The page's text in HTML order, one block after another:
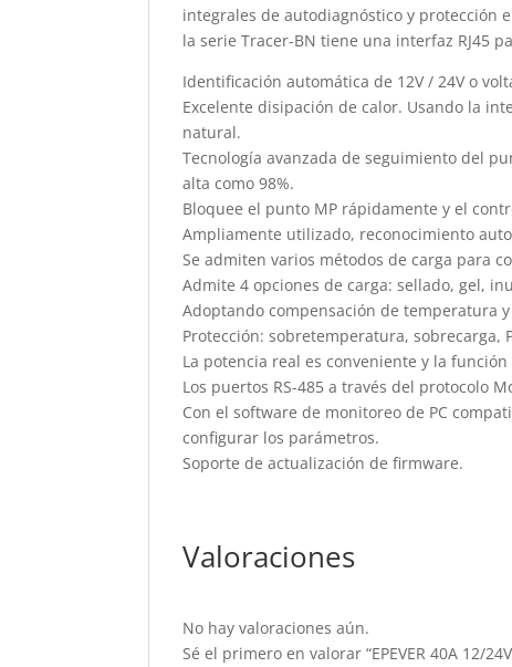
integrales de autodiagnóstico y protección
la serie Tracer-BN tiene una interfaz RJ45
Identificación automática de 12V / 24V o
Excelente disipación de calor. Usando la
natural.
Tecnología avanzada de seguimiento del
alta como 98%.
Bloquee el punto MP rápidamente y el
Ampliamente utilizado, reconocimiento
Se admiten varios métodos de carga para
Admite 4 opciones de carga: sellado, gel,
Adoptando compensación de temperatura
Protección: sobretemperatura, sobrecarga,
La potencia real es conveniente y la
Los puertos RS-485 a través del protocolo
Con el software de monitoreo de PC
configurar los parámetros.
Soporte de actualización de firmware.
Valoraciones
No hay valoraciones aún.
Sé el primero en valorar “EPEVER 40A 12/